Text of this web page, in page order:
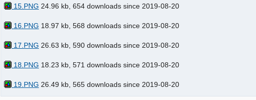
15.PNG 24.96 kb, 654 downloads since 2019-08-20
16.PNG 18.97 kb, 568 downloads since 2019-08-20
17.PNG 26.63 kb, 590 downloads since 2019-08-20
18.PNG 18.23 kb, 571 downloads since 2019-08-20
19.PNG 26.49 kb, 565 downloads since 2019-08-20